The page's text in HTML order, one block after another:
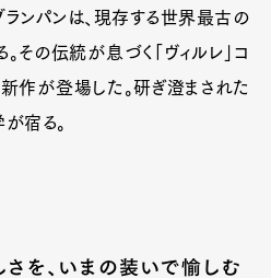
ンパンは、現存する世界最古の
その伝統が息づく「ヴィルレ」コ
作が登場した。研ぎ澄まされた
宿る。
を、いまの装いで愉しむ